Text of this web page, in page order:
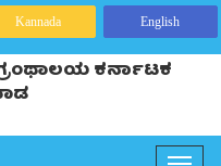
Kannada English
ಕರ್ನಾಟಕ